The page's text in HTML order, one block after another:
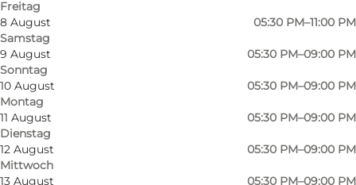
Freitag
8 August
Samstag
05:30 PM–11:00 PM
9 August
Sonntag
05:30 PM–09:00 PM
10 August
Montag
05:30 PM–09:00 PM
11 August
Dienstag
05:30 PM–09:00 PM
12 August
Mittwoch
05:30 PM–09:00 PM
13 August
05:30 PM–09:00 PM
Über MASH
Wenn Sie in Odense ein Lokal suchen, in dem
Sie das beste Steak auf Fünen essen können,
dann sind Sie bei MASH genau richtig. MASH